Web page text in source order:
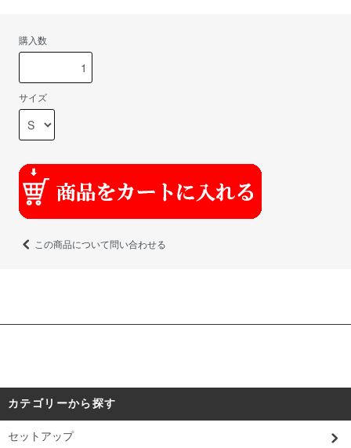
購入数
サイズ
この商品について問い合わせる
カテゴリーから探す
セットアップ